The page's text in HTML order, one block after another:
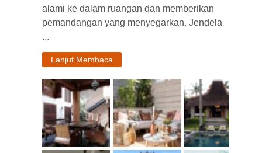
alami ke dalam ruangan dan memberikan
pemandangan yang menyegarkan. Jendela
...
Lanjut Membaca